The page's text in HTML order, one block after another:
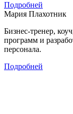
Подробней
Мария Плахотник
Бизнес-тренер,
программ и
персонала.
Подробней